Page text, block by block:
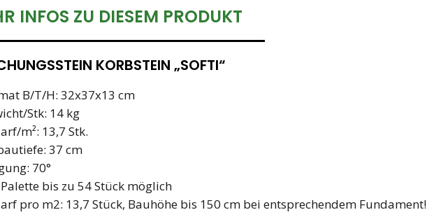
INFOS ZU DIESEM PRODUKT
KORBSTEIN „SOFTI“
B/T/H: 32x37x13 cm
Stk: 14 kg
m²: 13,7 Stk.
37 cm
70°
bis zu 54 Stück möglich
pro m2: 13,7 Stück, Bauhöhe bis 150 cm bei entsprechendem Fundament!